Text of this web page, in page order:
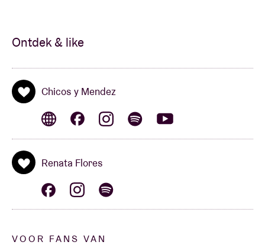
Ontdek & like
Chicos y Mendez
Renata Flores
VOOR FANS VAN